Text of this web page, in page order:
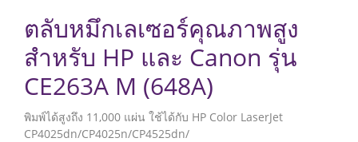
ตลับหมึกเลเซอร์คุณภาพสูง
สำหรับ HP และ Canon รุ่น
CE263A M (648A)
พิมพ์ได้สูงถึง 11,000 แผ่น ใช้ได้กับ HP Color LaserJet
CP4025dn/CP4025n/CP4525dn/